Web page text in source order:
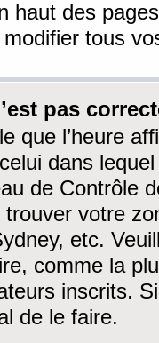
haut des
tous
pas
que l’heure
dans
de Contrôle
trouver votre
etc.
comme la
inscrits.
de le faire.